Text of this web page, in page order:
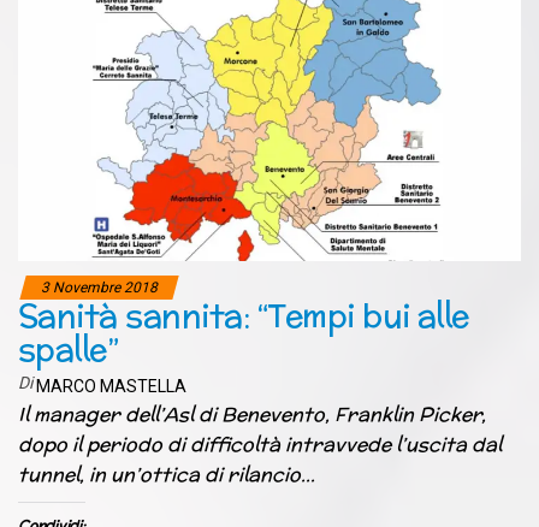
3 Novembre 2018
Sanità sannita: “Tempi bui alle
spalle”
Di MARCO MASTELLA
Il manager dell’Asl di Benevento, Franklin Picker,
dopo il periodo di difficoltà intravvede l’uscita dal
tunnel, in un’ottica di rilancio…